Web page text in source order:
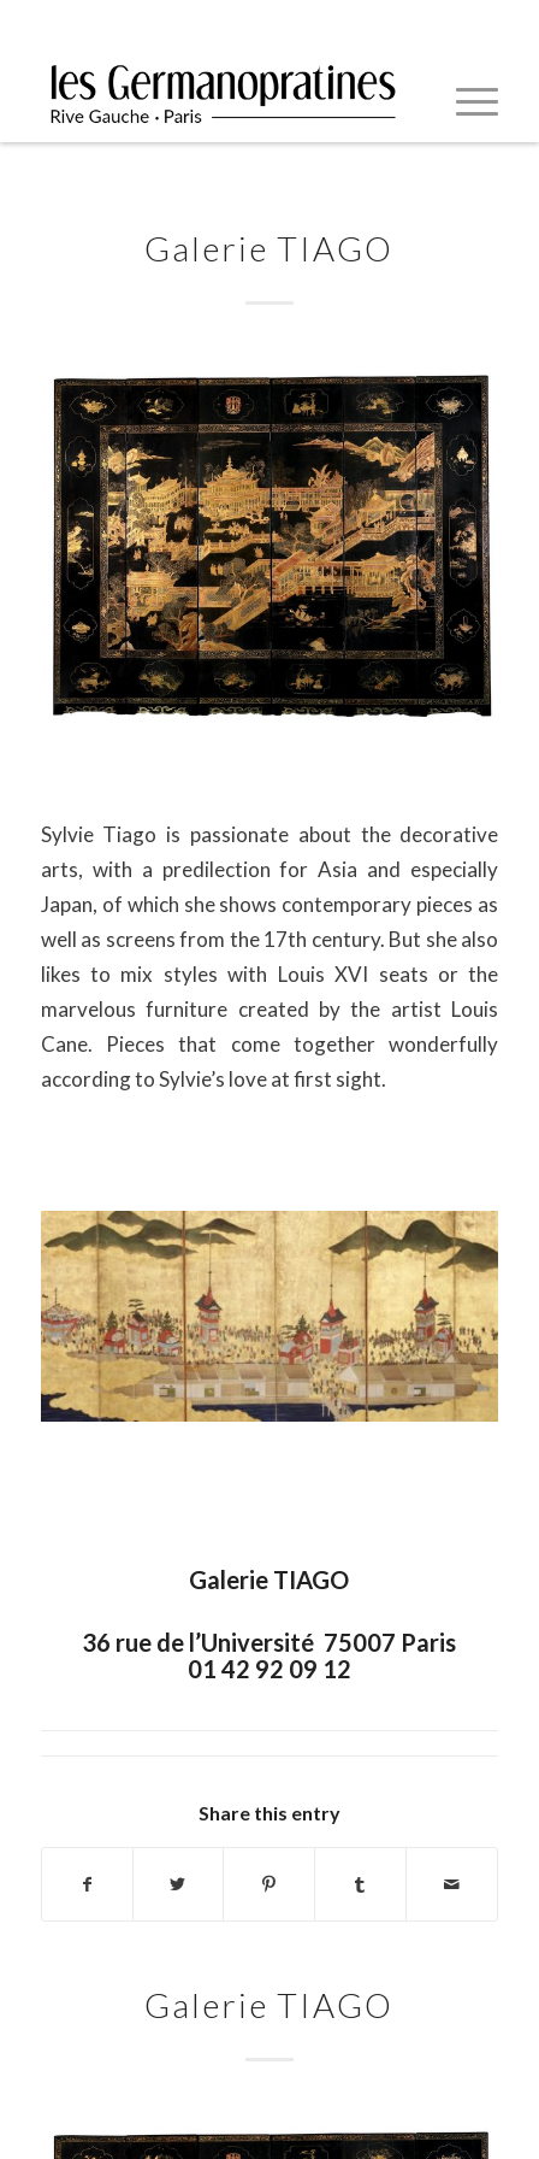
Galerie TIAGO
Sylvie Tiago is passionate about the decorative
arts, with a predilection for Asia and especially
Japan, of which she shows contemporary pieces as
well as screens from the 17th century. But she also
likes to mix styles with Louis XVI seats or the
marvelous furniture created by the artist Louis
Cane. Pieces that come together wonderfully
according to Sylvie’s love at first sight.
Galerie TIAGO
36 rue de l’Université 75007 Paris
01 42 92 09 12
Share this entry
Galerie TIAGO